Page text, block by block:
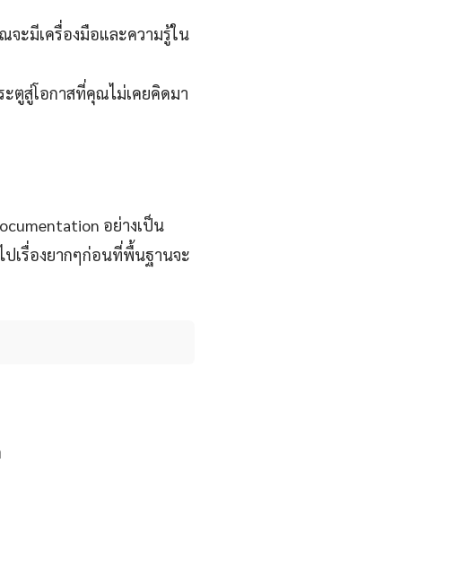
จะมีเครื่องมือและความรู้ใน
ะตูสู่โอกาสที่คุณไม่เคยคิดมา
อย่างเป็น
เรื่องยากๆก่อนที่พื้นฐานจะ